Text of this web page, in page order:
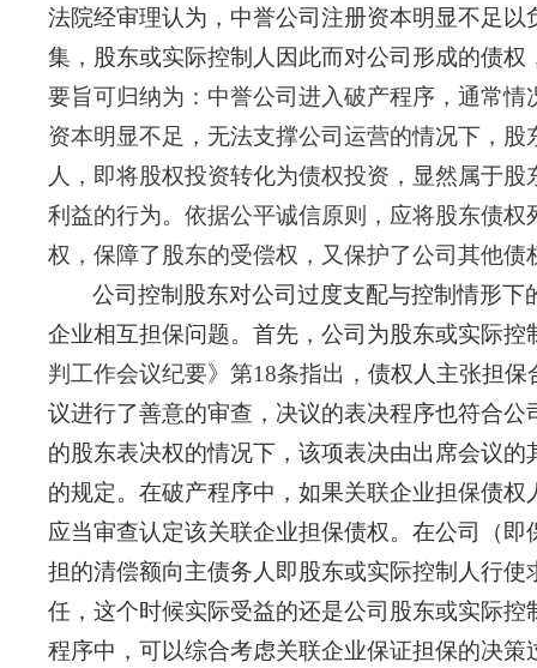
法院经审理认为，中誉公司注册资本明显不足
集，股东或实际控制人因此而对公司形成的债
要旨可归纳为：中誉公司进入破产程序，通常
资本明显不足，无法支撑公司运营的情况下，
人，即将股权投资转化为债权投资，显然属于
利益的行为。依据公平诚信原则，应将股东债
权，保障了股东的受偿权，又保护了公司其他债
公司控制股东对公司过度支配与控制情形下
企业相互担保问题。首先，公司为股东或实际
判工作会议纪要》第18条指出， 债权人主张担保
议进行了善意的审查，决议的表决程序也符合
的股东表决权的情况下，该项表决由出席会议
的规定。在破产程序中，如果关联企业担保债
应当审查认定该关联企业担保债权。在公司（
担的清偿额向主债务人即股东或实际控制人行
任，这个时候实际受益的还是公司股东或实际
程序中，可以综合考虑关联企业保证担保的决